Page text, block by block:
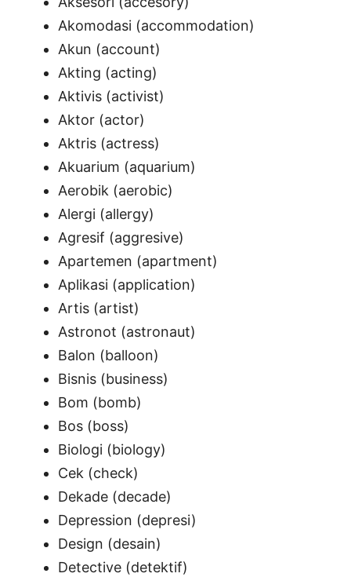
Akomodasi (accommodation)
Akun (account)
Akting (acting)
Aktivis (activist)
Aktor (actor)
Aktris (actress)
Akuarium (aquarium)
Aerobik (aerobic)
Alergi (allergy)
Agresif (aggresive)
Apartemen (apartment)
Aplikasi (application)
Artis (artist)
Astronot (astronaut)
Balon (balloon)
Bisnis (business)
Bom (bomb)
Bos (boss)
Biologi (biology)
Cek (check)
Dekade (decade)
Depression (depresi)
Design (desain)
Detective (detektif)